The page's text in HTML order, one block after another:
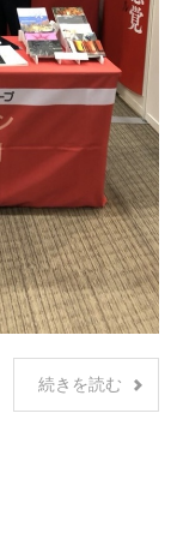
続きを読む